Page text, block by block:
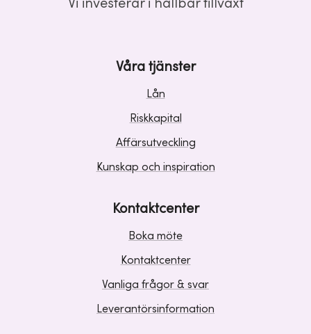
Våra tjänster
Lån
Riskkapital
Affärsutveckling
Kunskap och inspiration
Kontaktcenter
Boka möte
Kontaktcenter
Vanliga frågor & svar
Leverantörsinformation